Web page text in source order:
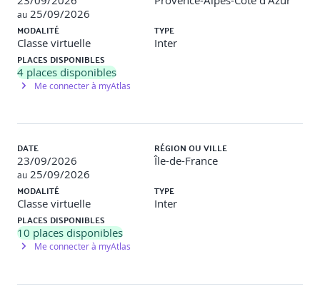
Modalités d'évaluation
Le formateur évalue la progression pédagogique du
QCM, mises en situation, travaux pratiques…
Le participant complète également un test de
positionnement en amont et en aval pour valider les
compétences acquises.
au 25/09/2026
MODALITÉ
Classe virtuelle
TYPE
Inter
PLACES DISPONIBLES
4 places disponibles
Me connecter à myAtlas
DATE
23/09/2026
au 25/09/2026
RÉGION OU VILLE
Île-de-France
MODALITÉ
Classe virtuelle
TYPE
Inter
PLACES DISPONIBLES
10 places disponibles
Me connecter à myAtlas